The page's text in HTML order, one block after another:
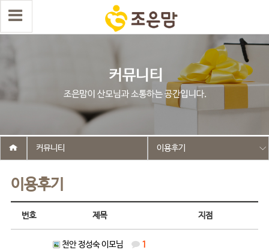
이용후기
커뮤니티 이용후기
번호 제목 지점
1
천안 정성숙 이모님